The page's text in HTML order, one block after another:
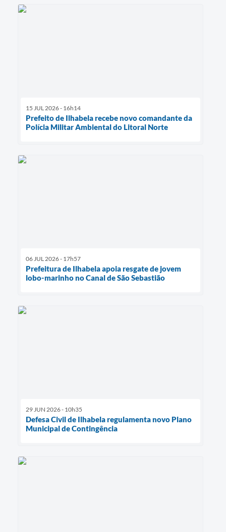
15 JUL 2026 - 16h14
Prefeito de Ilhabela recebe novo comandante da
Polícia Militar Ambiental do Litoral Norte
06 JUL 2026 - 17h57
Prefeitura de Ilhabela apoia resgate de jovem
lobo-marinho no Canal de São Sebastião
29 JUN 2026 - 10h35
Defesa Civil de Ilhabela regulamenta novo Plano
Municipal de Contingência